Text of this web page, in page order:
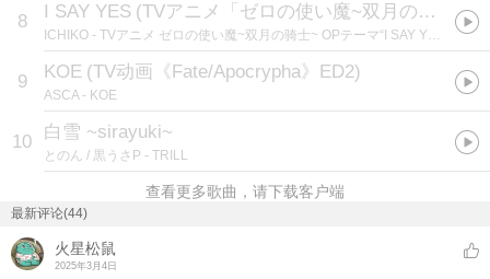
8 I SAY YES (TVアニメ「ゼロの使い魔~双月の騎士~」OP1テーマ
ICHIKO - TVアニメ ゼロの使い魔~双月の骑士~ OPテーマ“I SAY YES”
9 KOE (TV动画《Fate/Apocrypha》ED2)
ASCA- KOE
10 白雪 ~sirayuki~
とのん / 黒うさP - TRILL
查看更多歌曲，请下载客户端
最新评论(44)
火星松鼠
2025年3月4日